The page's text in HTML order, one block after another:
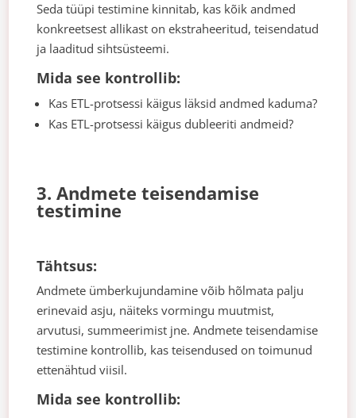
Seda tüüpi testimine kinnitab, kas kõik andmed
konkreetsest allikast on ekstraheeritud, teisendatud
ja laaditud sihtsüsteemi.
Mida see kontrollib:
Kas ETL-protsessi käigus läksid andmed kaduma?
Kas ETL-protsessi käigus dubleeriti andmeid?
3. Andmete teisendamise
testimine
Tähtsus:
Andmete ümberkujundamine võib hõlmata palju
erinevaid asju, näiteks vormingu muutmist,
arvutusi, summeerimist jne. Andmete teisendamise
testimine kontrollib, kas teisendused on toimunud
ettenähtud viisil.
Mida see kontrollib: